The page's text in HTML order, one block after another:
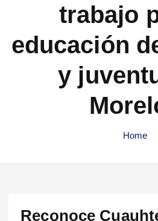
trabajo
educación
y
Home
Reconoce